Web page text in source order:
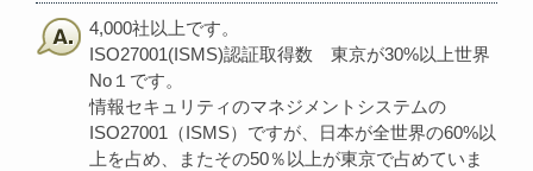
4,000社以上です。
ISO27001(ISMS)認証取得数 東京が30%以上世界
No１です。
情報セキュリティのマネジメントシステムの
ISO27001（ISMS）ですが、日本が全世界の60%以
上を占め、またその50％以上が東京で占めていま